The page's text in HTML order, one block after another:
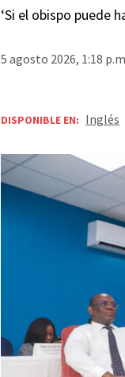
‘Si el obispo puede
5 agosto 2026, 1:18
DISPONIBLE EN: Inglés